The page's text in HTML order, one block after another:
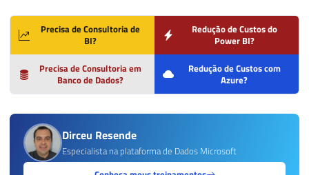
Precisa de Consultoria de
BI?
Redução de Custos do
Power BI?
Precisa de Consultoria em
Banco de Dados?
Redução de Custos com
Azure?
Dirceu Resende
Especialista na plataforma de Dados Microsoft